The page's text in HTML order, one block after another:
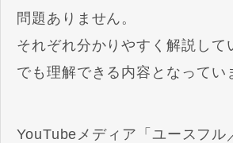
問題ありません。
それぞれ分かりやすく解説して
でも理解できる内容となってい
YouTubeメディア「ユースフル